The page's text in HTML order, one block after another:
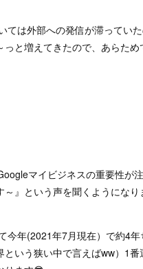
ては外部への発信が滞ってい
と増えてきたので、あらた
マイビジネスの重要性が
』という声を聞くようになり
今年(2021年7月現在）で約4
いう狭い中で言えばww）1